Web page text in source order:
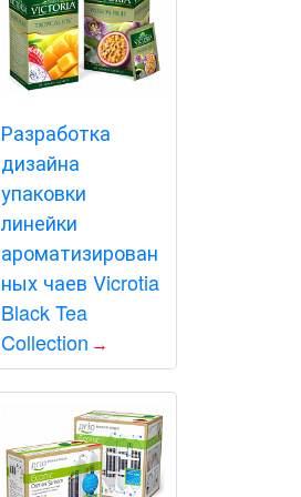
Разработка
дизайна
упаковки
линейки
ароматизирован
ных чаев Vicrotia
Black Tea
Collection